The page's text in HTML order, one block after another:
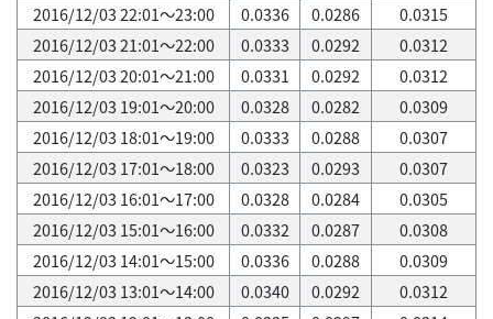
2016/12/03 22:01～23:00
0.0336 0.0286
0.0315
2016/12/03 21:01～22:00
0.0333 0.0292
0.0312
2016/12/03 20:01～21:00
0.0331 0.0292
0.0312
2016/12/03 19:01～20:00
0.0328 0.0282
0.0309
2016/12/03 18:01～19:00
0.0333 0.0288
0.0307
2016/12/03 17:01～18:00
0.0323 0.0293
0.0307
2016/12/03 16:01～17:00
0.0328 0.0284
0.0305
2016/12/03 15:01～16:00
0.0332 0.0287
0.0308
2016/12/03 14:01～15:00
0.0336 0.0288
0.0309
2016/12/03 13:01～14:00
0.0340 0.0292
0.0312